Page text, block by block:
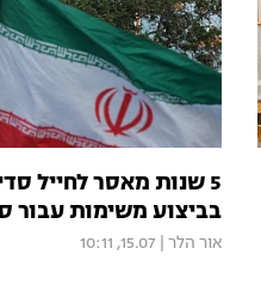
5 שנות מאסר לחייל
בביצוע משימות עבור
אור הלר 15.07, 10:11